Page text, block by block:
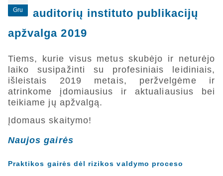
Gru
auditorių instituto publikacijų
apžvalga 2019
Tiems, kurie visus metus skubėjo ir neturėjo
laiko susipažinti su profesiniais leidiniais,
išleistais 2019 metais, peržvelgėme ir
atrinkome įdomiausius ir aktualiausius bei
teikiame jų apžvalgą.
Įdomaus skaitymo!
Naujos gairės
Praktikos gairės dėl rizikos valdymo proceso